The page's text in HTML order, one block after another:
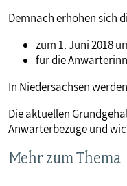
Demnach erhöhen sich
zum 1. Juni 2018
für die
In Niedersachsen
Die aktuellen
Anwärterbezüge und
Mehr zum Thema